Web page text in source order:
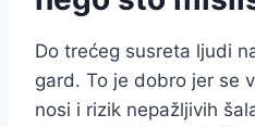
Do trećeg susreta ljudi
gard. To je dobro jer se
nosi i rizik nepažljivih